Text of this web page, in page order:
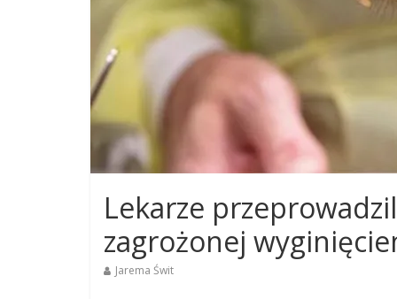
Lekarze
zagrożonej
Jarema Świt